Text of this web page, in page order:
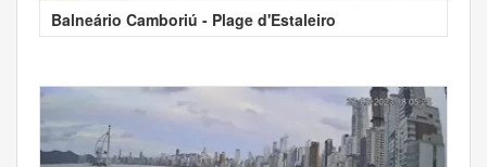
Balneário Camboriú - Plage d'Estaleiro